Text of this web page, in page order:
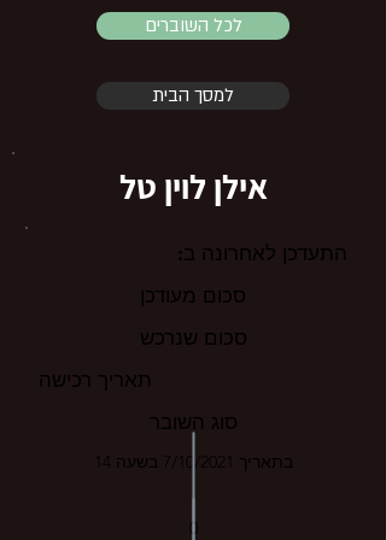
לכל השוברים
למסך הבית
אילן לוין טל
התעדכן לאחרונה ב:
סכום מעודכן
סכום שנרכש
תאריך רכישה
סוג השובר
בתאריך 7/10/2021 בשעה 14
0